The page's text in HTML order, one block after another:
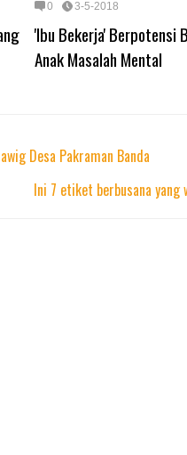
0 3-5-2018
'Ibu Bekerja' Berpotensi
Anak Masalah Mental
Desa Pakraman Banda
Ini 7 etiket berbusana